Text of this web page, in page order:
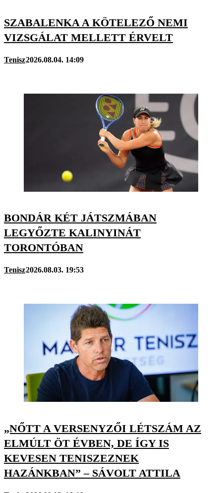
SZABALENKA A KÖTELEZŐ NEMI
VIZSGÁLAT MELLETT ÉRVELT
Tenisz2026.08.04. 14:09
BONDÁR KÉT JÁTSZMÁBAN
LEGYŐZTE KALINYINÁT
TORONTÓBAN
Tenisz2026.08.03. 19:53
„NŐTT A VERSENYZŐI LÉTSZÁM AZ
ELMÚLT ÖT ÉVBEN, DE ÍGY IS
KEVESEN TENISZEZNEK
HAZÁNKBAN” – SÁVOLT ATTILA